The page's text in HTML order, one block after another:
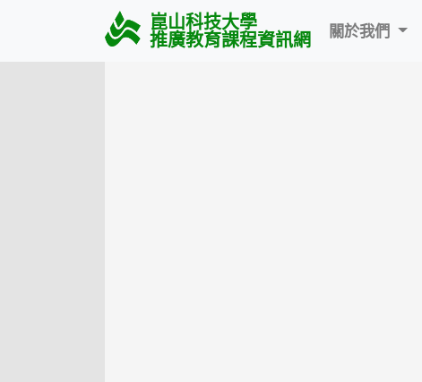
崑山科技大學
推廣教育課程資訊網 關於我們